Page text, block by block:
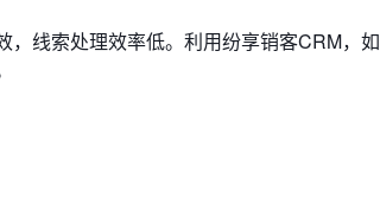
线索处理效率低。利用纷享销客CRM，